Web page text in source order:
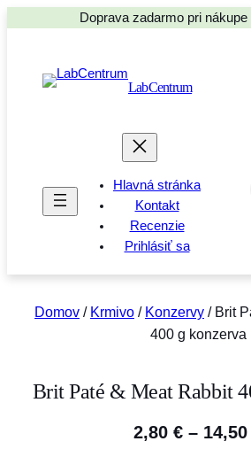
Doprava zadarmo pri nákupe
LabCentrum
Hlavná stránka
Kontakt
Recenzie
Prihlásiť sa
Domov / Krmivo / Konzervy / Brit
400 g konzerva
Brit Paté & Meat Rabbit
2,80 € – 14,50